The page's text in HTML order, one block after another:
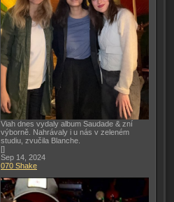
Viah dnes vydaly album Saudade & zní
výborně. Nahrávaly i u nás v zeleném
studiu, zvučila Blanche.
[]
Sep 14, 2024
070 Shake